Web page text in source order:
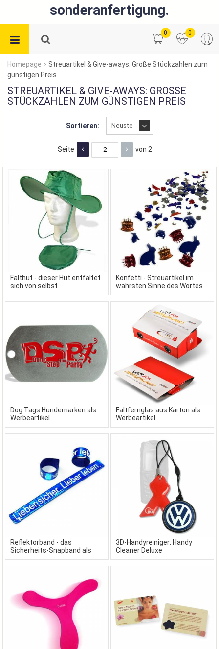
sonderanfertigung.
0 0
Homepage > Streuartikel & Give-aways: Große Stückzahlen zum
günstigen Preis
STREUARTIKEL & GIVE-AWAYS: GROSSE S
TÜCKZAHLEN ZUM GÜNSTIGEN PREIS
Sortieren:
Seite von 2
Falthut - dieser Hut entfaltet
sich von selbst
Konfetti - Streuartikel im
wahrsten Sinne des Wortes
Dog Tags Hundemarken als
Werbeartikel
Faltfernglas aus Karton als
Werbeartikel
Reflektorband - das
Sicherheits-Snapband als
Werbeartikel
3D-Handyreiniger: Handy
Cleaner Deluxe